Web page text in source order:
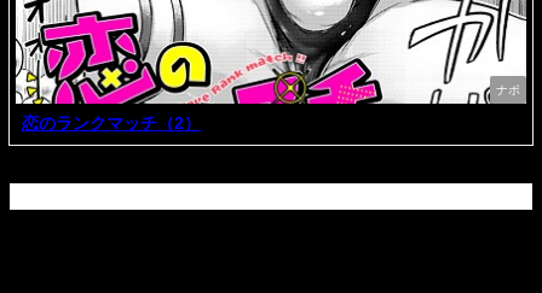
ナポ
恋のランクマッチ（2）